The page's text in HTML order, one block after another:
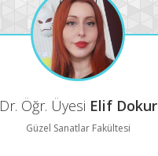
Dr. Öğr. Üyesi Elif Dokur
Güzel Sanatlar Fakültesi